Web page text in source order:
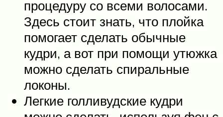
процедуру со всеми волосами.
Здесь стоит знать, что плойка
помогает сделать обычные
кудри, а вот при помощи утюжка
можно сделать спиральные
локоны.
Легкие голливудские кудри